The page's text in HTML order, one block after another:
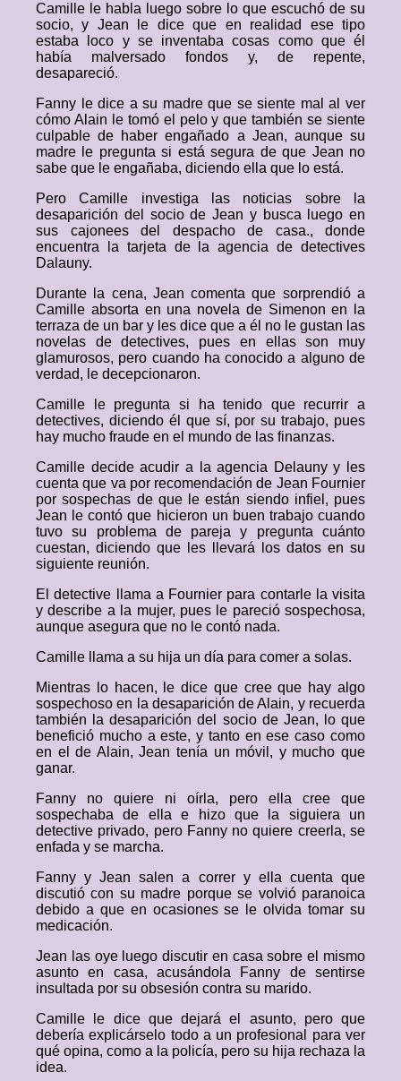
Camille le habla luego sobre lo que escuchó de su
socio, y Jean le dice que en realidad ese tipo
estaba loco y se inventaba cosas como que él
había malversado fondos y, de repente,
desapareció.
Fanny le dice a su madre que se siente mal al ver
cómo Alain le tomó el pelo y que también se siente
culpable de haber engañado a Jean, aunque su
madre le pregunta si está segura de que Jean no
sabe que le engañaba, diciendo ella que lo está.
Pero Camille investiga las noticias sobre la
desaparición del socio de Jean y busca luego en
sus cajonees del despacho de casa., donde
encuentra la tarjeta de la agencia de detectives
Dalauny.
Durante la cena, Jean comenta que sorprendió a
Camille absorta en una novela de Simenon en la
terraza de un bar y les dice que a él no le gustan las
novelas de detectives, pues en ellas son muy
glamurosos, pero cuando ha conocido a alguno de
verdad, le decepcionaron.
Camille le pregunta si ha tenido que recurrir a
detectives, diciendo él que sí, por su trabajo, pues
hay mucho fraude en el mundo de las finanzas.
Camille decide acudir a la agencia Delauny y les
cuenta que va por recomendación de Jean Fournier
por sospechas de que le están siendo infiel, pues
Jean le contó que hicieron un buen trabajo cuando
tuvo su problema de pareja y pregunta cuánto
cuestan, diciendo que les llevará los datos en su
siguiente reunión.
El detective llama a Fournier para contarle la visita
y describe a la mujer, pues le pareció sospechosa,
aunque asegura que no le contó nada.
Camille llama a su hija un día para comer a solas.
Mientras lo hacen, le dice que cree que hay algo
sospechoso en la desaparición de Alain, y recuerda
también la desaparición del socio de Jean, lo que
benefició mucho a este, y tanto en ese caso como
en el de Alain, Jean tenía un móvil, y mucho que
ganar.
Fanny no quiere ni oírla, pero ella cree que
sospechaba de ella e hizo que la siguiera un
detective privado, pero Fanny no quiere creerla, se
enfada y se marcha.
Fanny y Jean salen a correr y ella cuenta que
discutió con su madre porque se volvió paranoica
debido a que en ocasiones se le olvida tomar su
medicación.
Jean las oye luego discutir en casa sobre el mismo
asunto en casa, acusándola Fanny de sentirse
insultada por su obsesión contra su marido.
Camille le dice que dejará el asunto, pero que
debería explicárselo todo a un profesional para ver
qué opina, como a la policía, pero su hija rechaza la
idea.